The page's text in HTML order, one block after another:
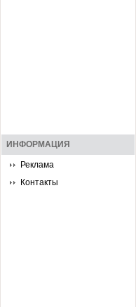
ИНФОРМАЦИЯ
Реклама
Контакты